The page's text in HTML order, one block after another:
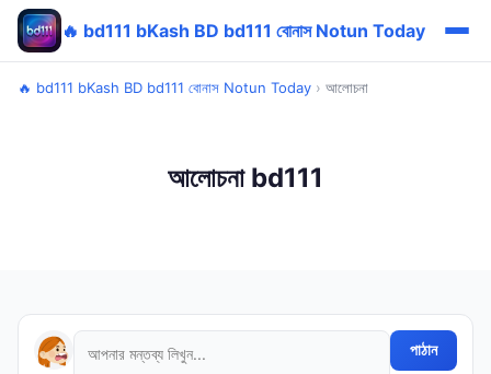
🔥 bd111 bKash BD bd111 বোনাস Notun Today
🔥 bd111 bKash BD bd111 বোনাস Notun Today › আলোচনা
আলোচনা bd111
পাঠান